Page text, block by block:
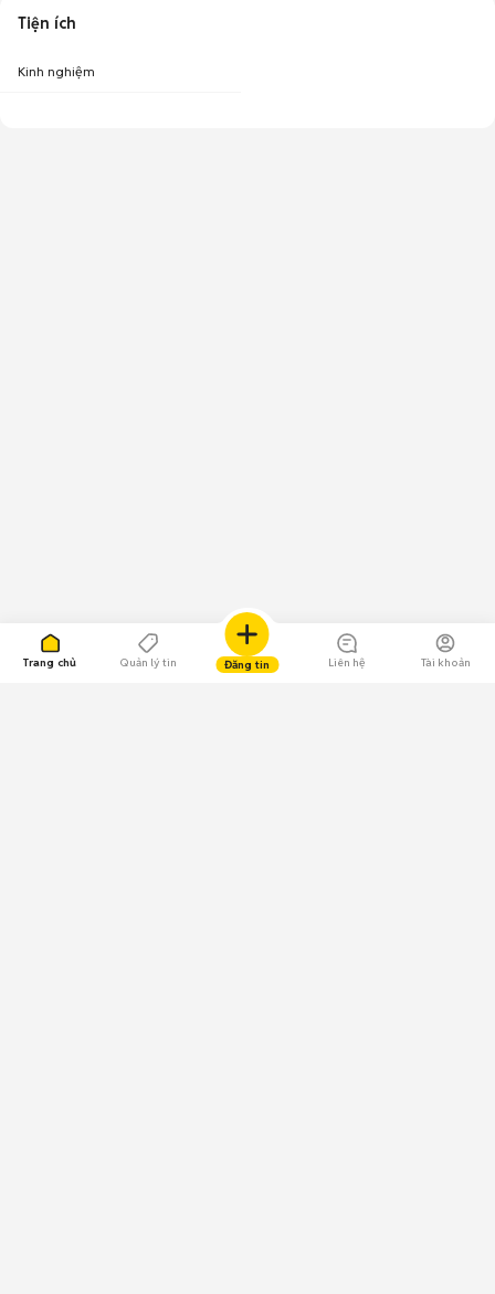
Trang chủ Quản lý tin Đăng tin Liên hệ Tài khoản
Tiện ích
Kinh nghiệm